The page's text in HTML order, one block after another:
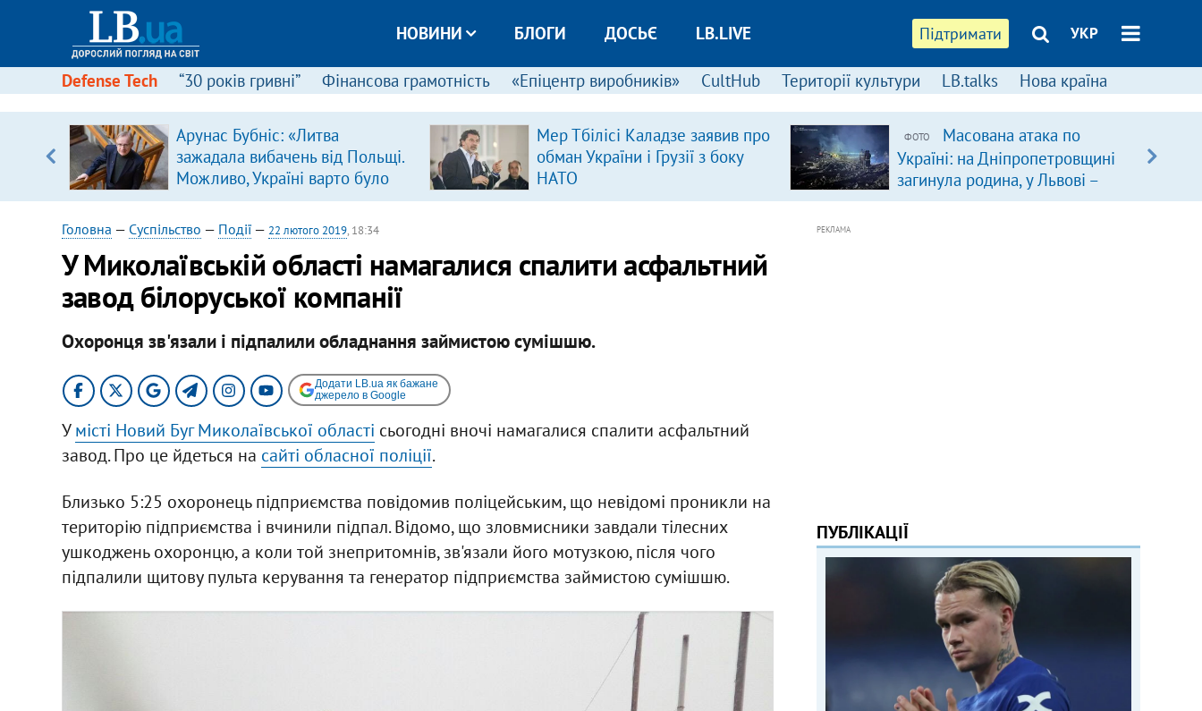
Підтримати УКР
НОВИНИ БЛОГИ ДОСЬЄ LB.LIVE
Defense Tech “30 років гривні” Фінансова грамотність «Епіцентр виробників» CultHub Території культури LB.talks Нова країна
Арунас Бубніс: «Литва
зажадала вибачень від Польщі.
Можливо, Україні варто було
зробити так само»
Мер Тбілісі Каладзе заявив про
обман України і Грузії з боку
НАТО
ФОТО
Масована атака по
Україні: на Дніпропетровщині
загинула родина, у Львові –
удар по багатоповерхівках
Головна — Суспільство — Події— 22 лютого 2019, 18:34
У Миколаївській області намагалися спалити асфальтний
завод білоруської компанії
Охоронця зв'язали і підпалили обладнання займистою сумішшю.
Додати LB.ua як бажане
джерело в Google
Умісті Новий Буг Миколаївської області сьогодні вночі намагалися спалити асфальтний
завод. Про це йдеться на сайті обласної поліції.
Близько 5:25 охоронець підприємства повідомив поліцейським, що невідомі проникли на
територію підприємства і вчинили підпал. Відомо, що зловмисники завдали тілесних
ушкоджень охоронцю, а коли той знепритомнів, зв'язали його мотузкою, після чого
підпалили щитову пульта керування та генератор підприємства займистою сумішшю.
РЕКЛАМА
ПУБЛІКАЦІЇ